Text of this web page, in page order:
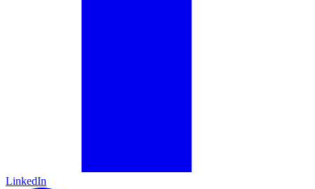
LinkedIn